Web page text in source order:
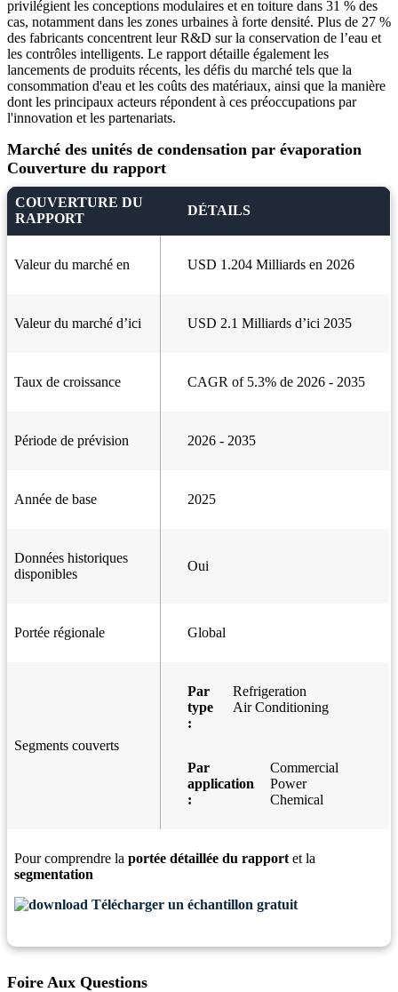
privilégient les conceptions modulaires et en toiture dans 31 % des
cas, notamment dans les zones urbaines à forte densité. Plus de 27 %
des fabricants concentrent leur R&D sur la conservation de l’eau et
les contrôles intelligents. Le rapport détaille également les
lancements de produits récents, les défis du marché tels que la
consommation d'eau et les coûts des matériaux, ainsi que la manière
dont les principaux acteurs répondent à ces préoccupations par
l'innovation et les partenariats.
Marché des unités de condensation par évaporation
Couverture du rapport
COUVERTURE DU
RAPPORT
DÉTAILS
Valeur du marché en USD 1.204 Milliards en 2026
Valeur du marché d’ici USD 2.1 Milliards d’ici 2035
Taux de croissance CAGR of 5.3% de 2026 - 2035
Période de prévision 2026 - 2035
Année de base 2025
Données historiques
disponibles
Oui
Portée régionale Global
Segments couverts
Par
type
:
Refrigeration
Air Conditioning
Par
application
:
Commercial
Power
Chemical
Pour comprendre la portée détaillée du rapport et la
segmentation
Télécharger un échantillon gratuit
Foire Aux Questions